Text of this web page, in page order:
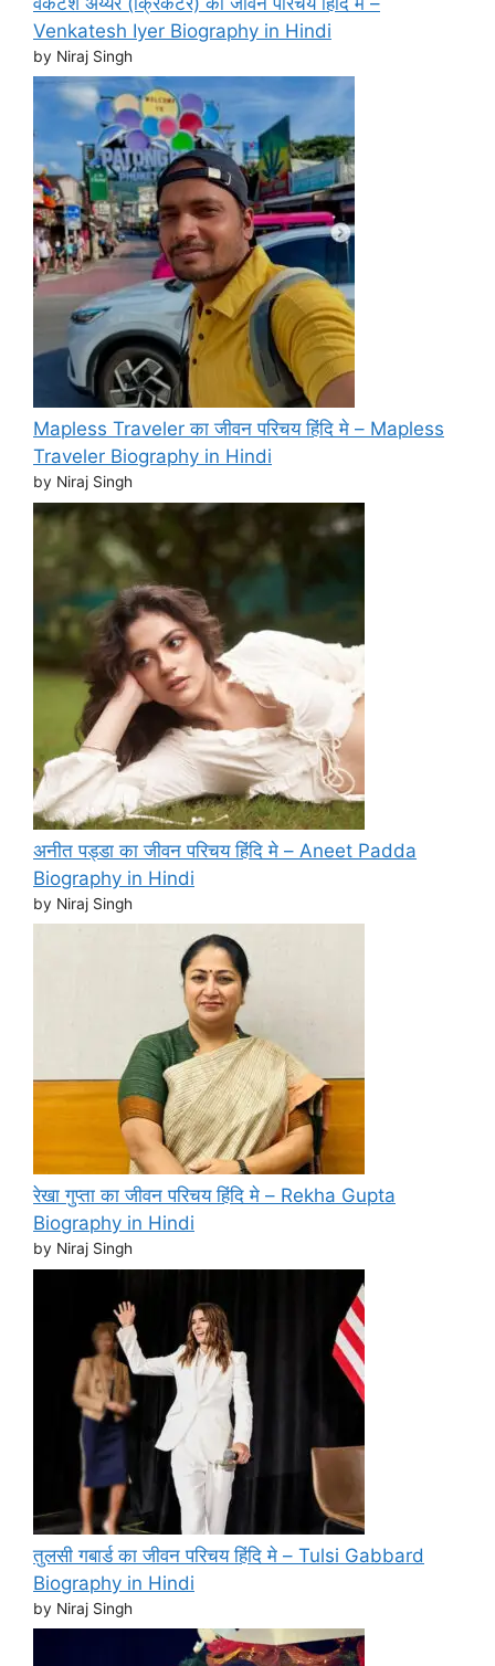
Venkatesh Iyer Biography in Hindi
by Niraj Singh
Mapless Traveler का जीवन परिचय हिंदि मे – Mapless
Traveler Biography in Hindi
by Niraj Singh
अनीत पड्डा का जीवन परिचय हिंदि मे – Aneet Padda
Biography in Hindi
by Niraj Singh
रेखा गुप्ता का जीवन परिचय हिंदि मे – Rekha Gupta
Biography in Hindi
by Niraj Singh
तुलसी गबार्ड का जीवन परिचय हिंदि मे – Tulsi Gabbard
Biography in Hindi
by Niraj Singh